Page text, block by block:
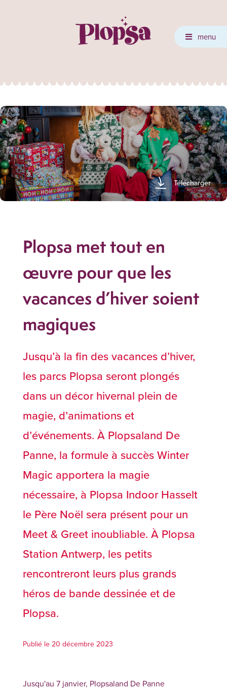
menu
Télécharger
Plopsa met tout en
œuvre pour que les
vacances d’hiver soient
magiques
Jusqu’à la fin des vacances d’hiver,
les parcs Plopsa seront plongés
dans un décor hivernal plein de
magie, d’animations et
d’événements. À Plopsaland De
Panne, la formule à succès Winter
Magic apportera la magie
nécessaire, à Plopsa Indoor Hasselt
le Père Noël sera présent pour un
Meet & Greet inoubliable. À Plopsa
Station Antwerp, les petits
rencontreront leurs plus grands
héros de bande dessinée et de
Plopsa.
Publié le 20 décembre 2023
Jusqu'au 7 janvier, Plopsaland De Panne